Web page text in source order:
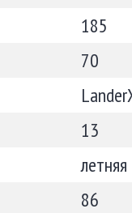
185
70
13
летняя
86